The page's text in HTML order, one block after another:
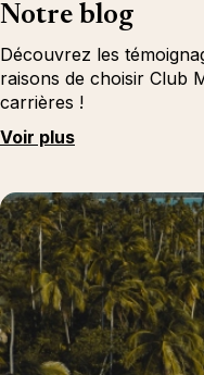
Notre blog
Découvrez les
raisons de choisir Club
carrières !
Voir plus